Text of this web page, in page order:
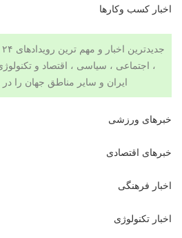
اخبار کسب وکارها
، اجتماعی ، سیاسی ، اقتصاد و
ایران و سایر مناطق جهان را در
خبرهای ورزشی
خبرهای اقتصادی
اخبار فرهنگی
اخبار تکنولوژی